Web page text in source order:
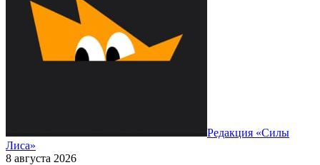
Редакция «Силы
Лиса»
8 августа 2026